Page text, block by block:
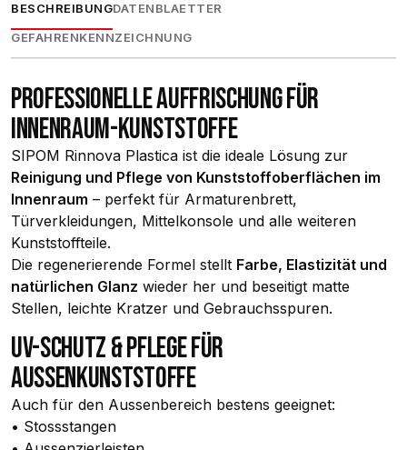
BESCHREIBUNGDATENBLAETTER
GEFAHRENKENNZEICHNUNG
PROFESSIONELLE AUFFRISCHUNG FÜR
INNENRAUM-KUNSTSTOFFE
SIPOM Rinnova Plastica ist die ideale Lösung zur
Reinigung und Pflege von Kunststoffoberflächen im
Innenraum – perfekt für Armaturenbrett,
Türverkleidungen, Mittelkonsole und alle weiteren
Kunststoffteile.
Die regenerierende Formel stellt Farbe, Elastizität und
natürlichen Glanz wieder her und beseitigt matte
Stellen, leichte Kratzer und Gebrauchsspuren.
UV-SCHUTZ & PFLEGE FÜR
AUSSENKUNSTSTOFFE
Auch für den Aussenbereich bestens geeignet:
• Stossstangen